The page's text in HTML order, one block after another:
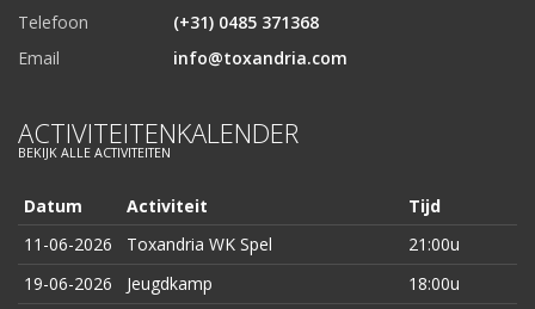
Telefoon
(+31) 0485 371368
Email
info@toxandria.com
ACTIVITEITENKALENDER
BEKIJK ALLE ACTIVITEITEN
Datum Activiteit
Tijd
11-06-2026
Toxandria WK Spel
21:00u
19-06-2026
Jeugdkamp 18:00u